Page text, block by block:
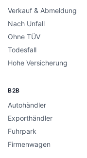
Verkauf & Abmeldung
Nach Unfall
Ohne TÜV
Todesfall
Hohe Versicherung
B2B
Autohändler
Exporthändler
Fuhrpark
Firmenwagen